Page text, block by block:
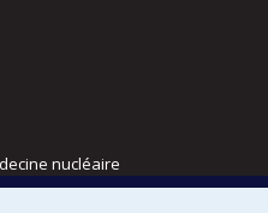
nucléaire